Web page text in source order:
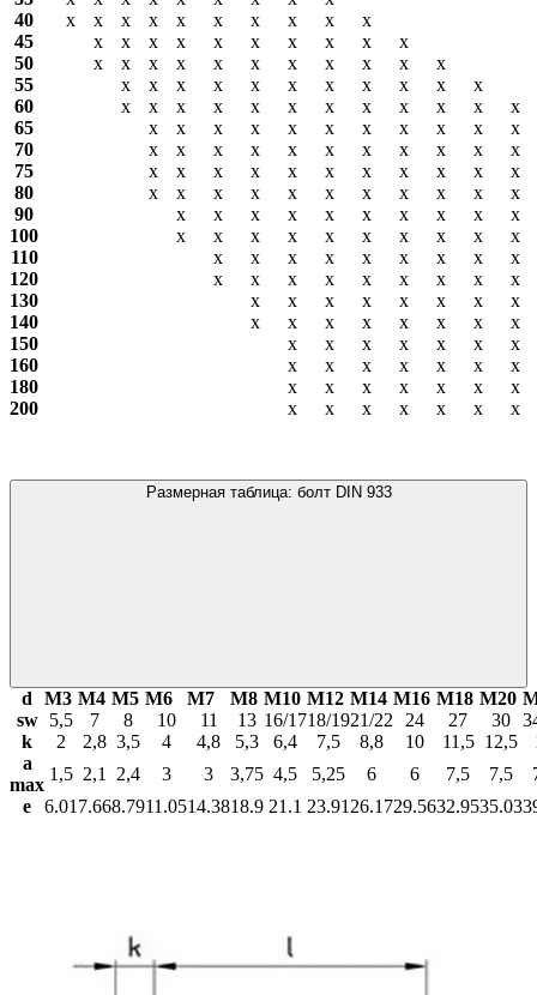
40
х х х х х х х х х
х
45
х х х х х х х х х
х
50
х х х х х х х х х х
х
55
х х х х х х х х х х
х
60
х х х х х х х х х х х
х
65
х х х х х х х х х х
х
70
х х х х х х х х х х
х
75
х х х х х х х х х х
х
80
х х х х х х х х х х
х
90
х х х х х х х х х
х
100
х х х х х х х х х
х
110
х х х х х х х х
х
120
х х х х х х х х
х
130
х х х х х х х
х
140
х х х х х х х
х
150
х х х х х х
х
160
х х х х х х
х
180
х х х х х х
х
200
х х х х х х х
Размерная таблица: болт DIN 933
d М3 М4 М5 М6 М7 М8 М10 М12 М14 М16 М18 М20
sw
5,5 7 8 10 11 13 16/1718/1921/22 24 27 30
k
2 2,8 3,5 4 4,8 5,3 6,4 7,5 8,8 10 11,5 12,5
a
max
1,5 2,1 2,4 3 3 3,75 4,5 5,25 6 6 7,5 7,5
e
6.01 7.668.7911.0514.3818.9 21.1 23.91 26.1729.5632.9535.03